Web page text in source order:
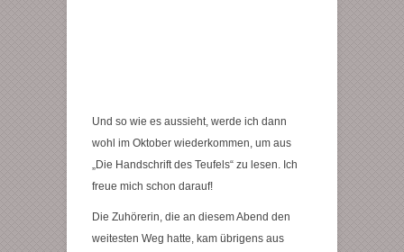
Und so wie es aussieht, werde ich dann
wohl im Oktober wiederkommen, um aus
„Die Handschrift des Teufels“ zu lesen. Ich
freue mich schon darauf!
Die Zuhörerin, die an diesem Abend den
weitesten Weg hatte, kam übrigens aus